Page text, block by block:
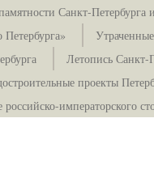
Санкт-Петербурга и
Летопись Санкт-
проекты
императорского